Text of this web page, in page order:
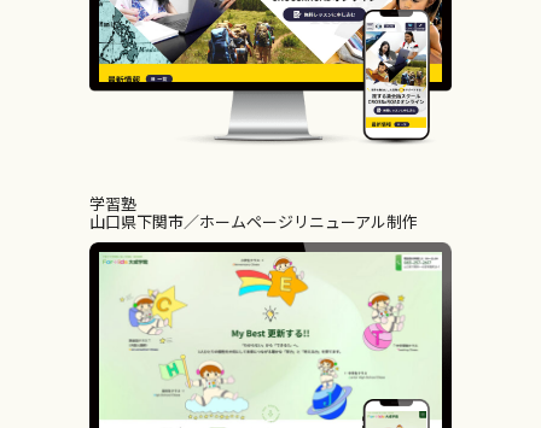
学習塾
山口県下関市 ホームページリニューアル制作